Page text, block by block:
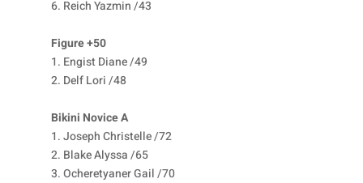
6. Reich Yazmin /43
Figure +50
1. Engist Diane /49
2. Delf Lori /48
Bikini Novice A
1. Joseph Christelle /72
2. Blake Alyssa /65
3. Ocheretyaner Gail /70